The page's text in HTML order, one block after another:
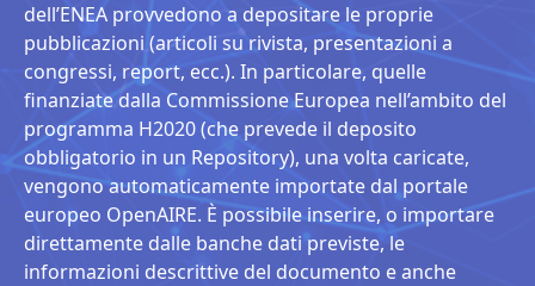
dell’ENEA provvedono a depositare le proprie
pubblicazioni (articoli su rivista, presentazioni a
congressi, report, ecc.). In particolare, quelle
finanziate dalla Commissione Europea nell’ambito del
programma H2020 (che prevede il deposito
obbligatorio in un Repository), una volta caricate,
vengono automaticamente importate dal portale
europeo OpenAIRE. È possibile inserire, o importare
direttamente dalle banche dati previste, le
informazioni descrittive del documento e anche